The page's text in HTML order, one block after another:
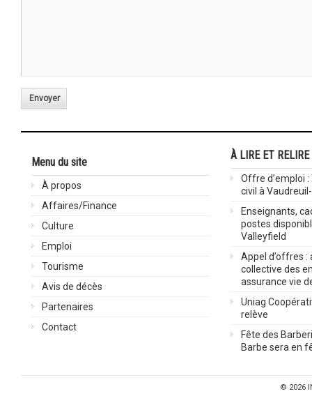
Envoyer
Menu du site
À propos
Affaires/Finance
Culture
Emploi
Tourisme
Avis de décès
Partenaires
Contact
À LIRE ET RELIRE
Offre d’emploi
civil à
Enseignants,
postes
Valleyfield
Appel d’offres :
collective des
assurance vie
Uniag
relève
Fête des
Barbe sera en
© 2026